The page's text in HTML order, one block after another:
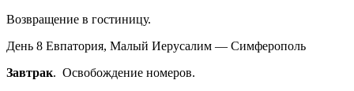
Возвращение в гостиницу.
День 8 Евпатория, Малый Иерусалим — Симферополь
Завтрак. Освобождение номеров.